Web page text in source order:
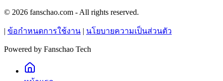
© 2026 fanschao.com - All rights reserved.
ข้อกำหนดการใช้งาน นโยบายความเป็นส่วนตัว
Powered by Fanschao Tech